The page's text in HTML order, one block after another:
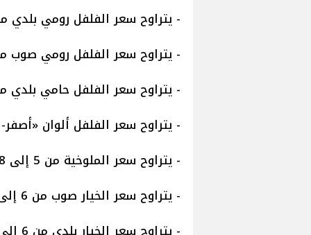
- يتراوح سعر الفلفل رومي بلدي من 5 إلى 8
- يتراوح سعر الفلفل رومي صوب من 5 إلى 8
- يتراوح سعر الفلفل حامي بلدي من 4 إلى 10
- يتراوح سعر الفلفل ألوان «أصفر- أحمر-
- يتراوح سعر الملوخية من 5 إلى 8 جنيهات.
- يتراوح سعر الخيار صوب من 6 إلى 18 جنيها.